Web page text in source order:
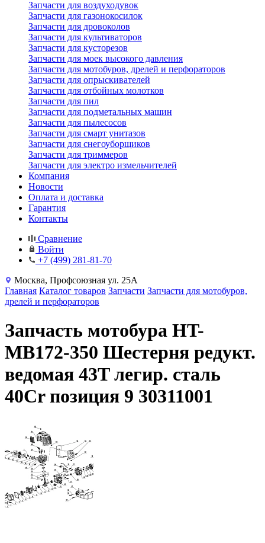
Запчасти для воздуходувок
Запчасти для газонокосилок
Запчасти для дровоколов
Запчасти для культиваторов
Запчасти для кусторезов
Запчасти для моек высокого давления
Запчасти для мотобуров, дрелей и перфораторов
Запчасти для опрыскивателей
Запчасти для отбойных молотков
Запчасти для пил
Запчасти для подметальных машин
Запчасти для пылесосов
Запчасти для смарт унитазов
Запчасти для снегоуборщиков
Запчасти для триммеров
Запчасти для электро измельчителей
Компания
Новости
Оплата и доставка
Гарантия
Контакты
Сравнение
Войти
+7 (499) 281-81-70
Москва, Профсоюзная ул. 25А
Главная Каталог товаров Запчасти Запчасти для мотобуров,
дрелей и перфораторов
Запчасть мотобура HT-
MB172-350 Шестерня редукт.
ведомая 43T легир. сталь
40Cr позиция 9 30311001